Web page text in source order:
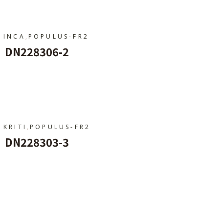
INCA , POPULUS-FR2
DN228306-2
KRITI , POPULUS-FR2
DN228303-3